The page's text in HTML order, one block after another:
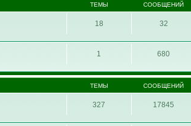
ТЕМЫ СООБЩЕНИЙ
18 32
1 680
ТЕМЫ СООБЩЕНИЙ
327 17845